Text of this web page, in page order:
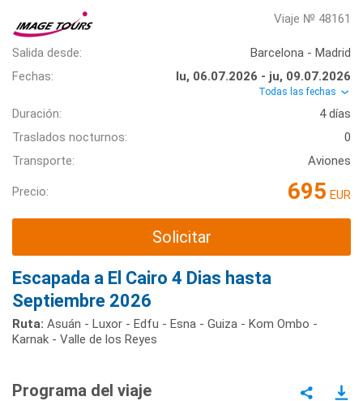
Viaje № 48161
Salida desde:
Barcelona - Madrid
Fechas:
lu, 06.07.2026 - ju, 09.07.2026
Todas las fechas
Duración:
4 días
Traslados nocturnos:
0
Transporte:
Aviones
Precio: 695 EUR
Solicitar
Escapada a El Cairo 4 Dias hasta
Septiembre 2026
Ruta: Asuán - Luxor - Edfu - Esna - Guiza - Kom Ombo -
Karnak - Valle de los Reyes
Programa del viaje